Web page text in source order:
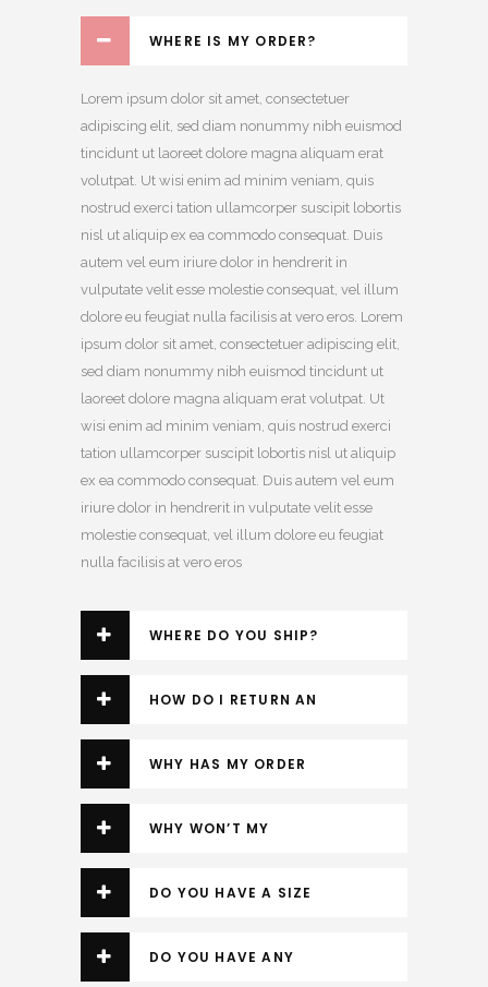
WHERE IS MY ORDER?
Lorem ipsum dolor sit amet, consectetuer
adipiscing elit, sed diam nonummy nibh euismod
tincidunt ut laoreet dolore magna aliquam erat
volutpat. Ut wisi enim ad minim veniam, quis
nostrud exerci tation ullamcorper suscipit lobortis
nisl ut aliquip ex ea commodo consequat. Duis
autem vel eum iriure dolor in hendrerit in
vulputate velit esse molestie consequat, vel illum
dolore eu feugiat nulla facilisis at vero eros. Lorem
ipsum dolor sit amet, consectetuer adipiscing elit,
sed diam nonummy nibh euismod tincidunt ut
laoreet dolore magna aliquam erat volutpat. Ut
wisi enim ad minim veniam, quis nostrud exerci
tation ullamcorper suscipit lobortis nisl ut aliquip
ex ea commodo consequat. Duis autem vel eum
iriure dolor in hendrerit in vulputate velit esse
molestie consequat, vel illum dolore eu feugiat
nulla facilisis at vero eros
WHERE DO YOU SHIP?
HOW DO I RETURN AN
WHY HAS MY ORDER
WHY WON’T MY
DO YOU HAVE A SIZE
DO YOU HAVE ANY